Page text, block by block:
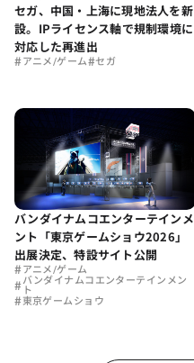
セガ、中国・上海に現地法人を新
設。IPライセンス軸で規制環境に
対応した再進出
#アニメ/ゲーム#セガ
バンダイナムコエンターテインメ
ント「東京ゲームショウ2026」
出展決定、特設サイト公開
#アニメ/ゲーム
#バンダイナムコエンターテインメン
ト
#東京ゲームショウ